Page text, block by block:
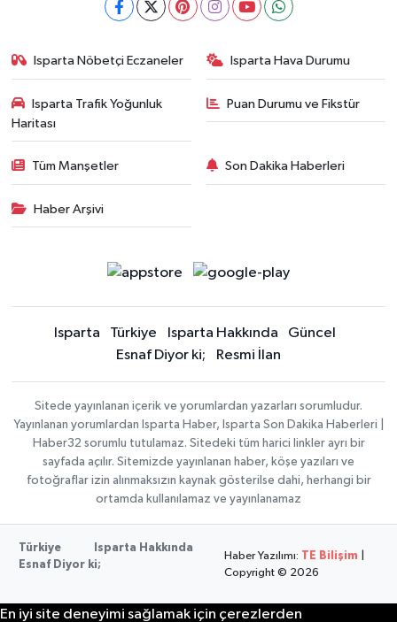
Isparta Nöbetçi Eczaneler Isparta Hava Durumu
Isparta Trafik Yoğunluk
Haritası
Puan Durumu ve Fikstür
Tüm Manşetler Son Dakika Haberleri
Haber Arşivi
Isparta Türkiye Isparta Hakkında
Güncel
Esnaf Diyor ki;
Resmi İlan
Sitede yayınlanan içerik ve yorumlardan yazarları sorumludur.
Yayınlanan yorumlardan Isparta Haber, Isparta Son Dakika Haberleri |
Haber32 sorumlu tutulamaz. Sitedeki tüm harici linkler ayrı bir
sayfada açılır. Sitemizde yayınlanan haber, köşe yazıları ve
fotoğraflar izin alınmaksızın kaynak gösterilse dahi, herhangi bir
ortamda kullanılamaz ve yayınlanamaz
Türkiye
Isparta Hakkında
Esnaf Diyor ki;
Haber Yazılımı: TE Bilişim
Copyright © 2026
En iyi site deneyimi sağlamak için çerezlerden